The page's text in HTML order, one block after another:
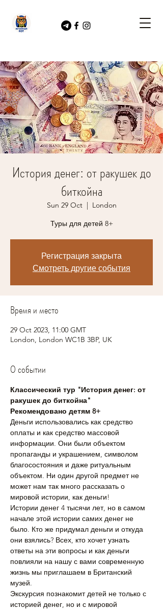
История денег: от ракушек до
биткойна
Sun 29 Oct
  |
London
Туры для детей 8+
Регистрация закрыта
Смотреть другие события
Время и место
29 Oct 2023, 11:00 GMT
London, London WC1B 3BP, UK
О событии
Классический тур "История денег: от
ракушек до биткойна"
Рекомендовано детям 8+
Деньги использовались как средство
оплаты и как средство массовой
информации. Они были объектом
пропаганды и украшением, символом
благосостояния и даже ритуальным
объектом. Ни один другой предмет не
может нам так много рассказать о
мировой истории, как деньги!
Истории денег 4 тысячи лет, но в самом
начале этой истории самих денег не
было. Кто же придумал деньги и откуда
они взялись? Всех, кто хочет узнать
ответы на эти вопросы и как деньги
повлияли на нашу с вами современную
жизнь мы приглашаем в Британский
музей.
Экскурсия познакомит детей не только с
историей денег, но и с мировой